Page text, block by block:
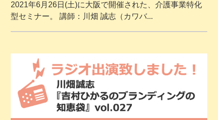
2021年6月26日(土)に大阪で開催された、介護事業特化
型セミナー。 講師：川畑 誠志（カワバ...